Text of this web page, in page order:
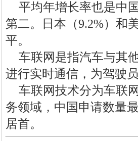
平均年增长率也是中
第二。日本（9.2%）和
平。
车联网是指汽车与其
进行实时通信，为驾驶
车联网技术分为车联
务领域，中国申请数量
居首。